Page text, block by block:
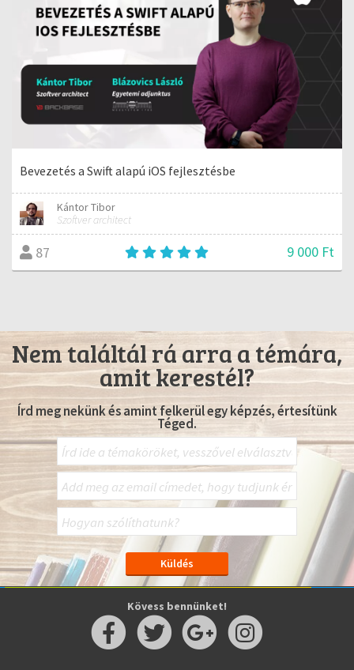
Bevezetés a Swift alapú iOS fejlesztésbe
Kántor Tibor
Szoftver architect
87 9 000 Ft
Nem találtál rá arra a témára,
amit kerestél?
Írd meg nekünk és amint felkerül egy képzés, értesítünk
Téged.
Kövess bennünket!